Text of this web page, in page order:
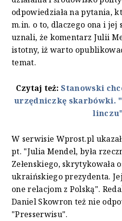
odpowiedziała na pytania,
m.in. o to, dlaczego ona i
uznali, że komentarz Julii
istotny, iż warto
temat.
Czytaj też:Stanowski
urzędniczkę skarbówki.
linczu"
W serwisie Wprost.pl
pt. "Julia Mendel, była
Zełenskiego, skrytykowała
ukraińskiego prezydenta.
one relacjom z Polską".
Daniel Skowron też nie
"Presserwisu".